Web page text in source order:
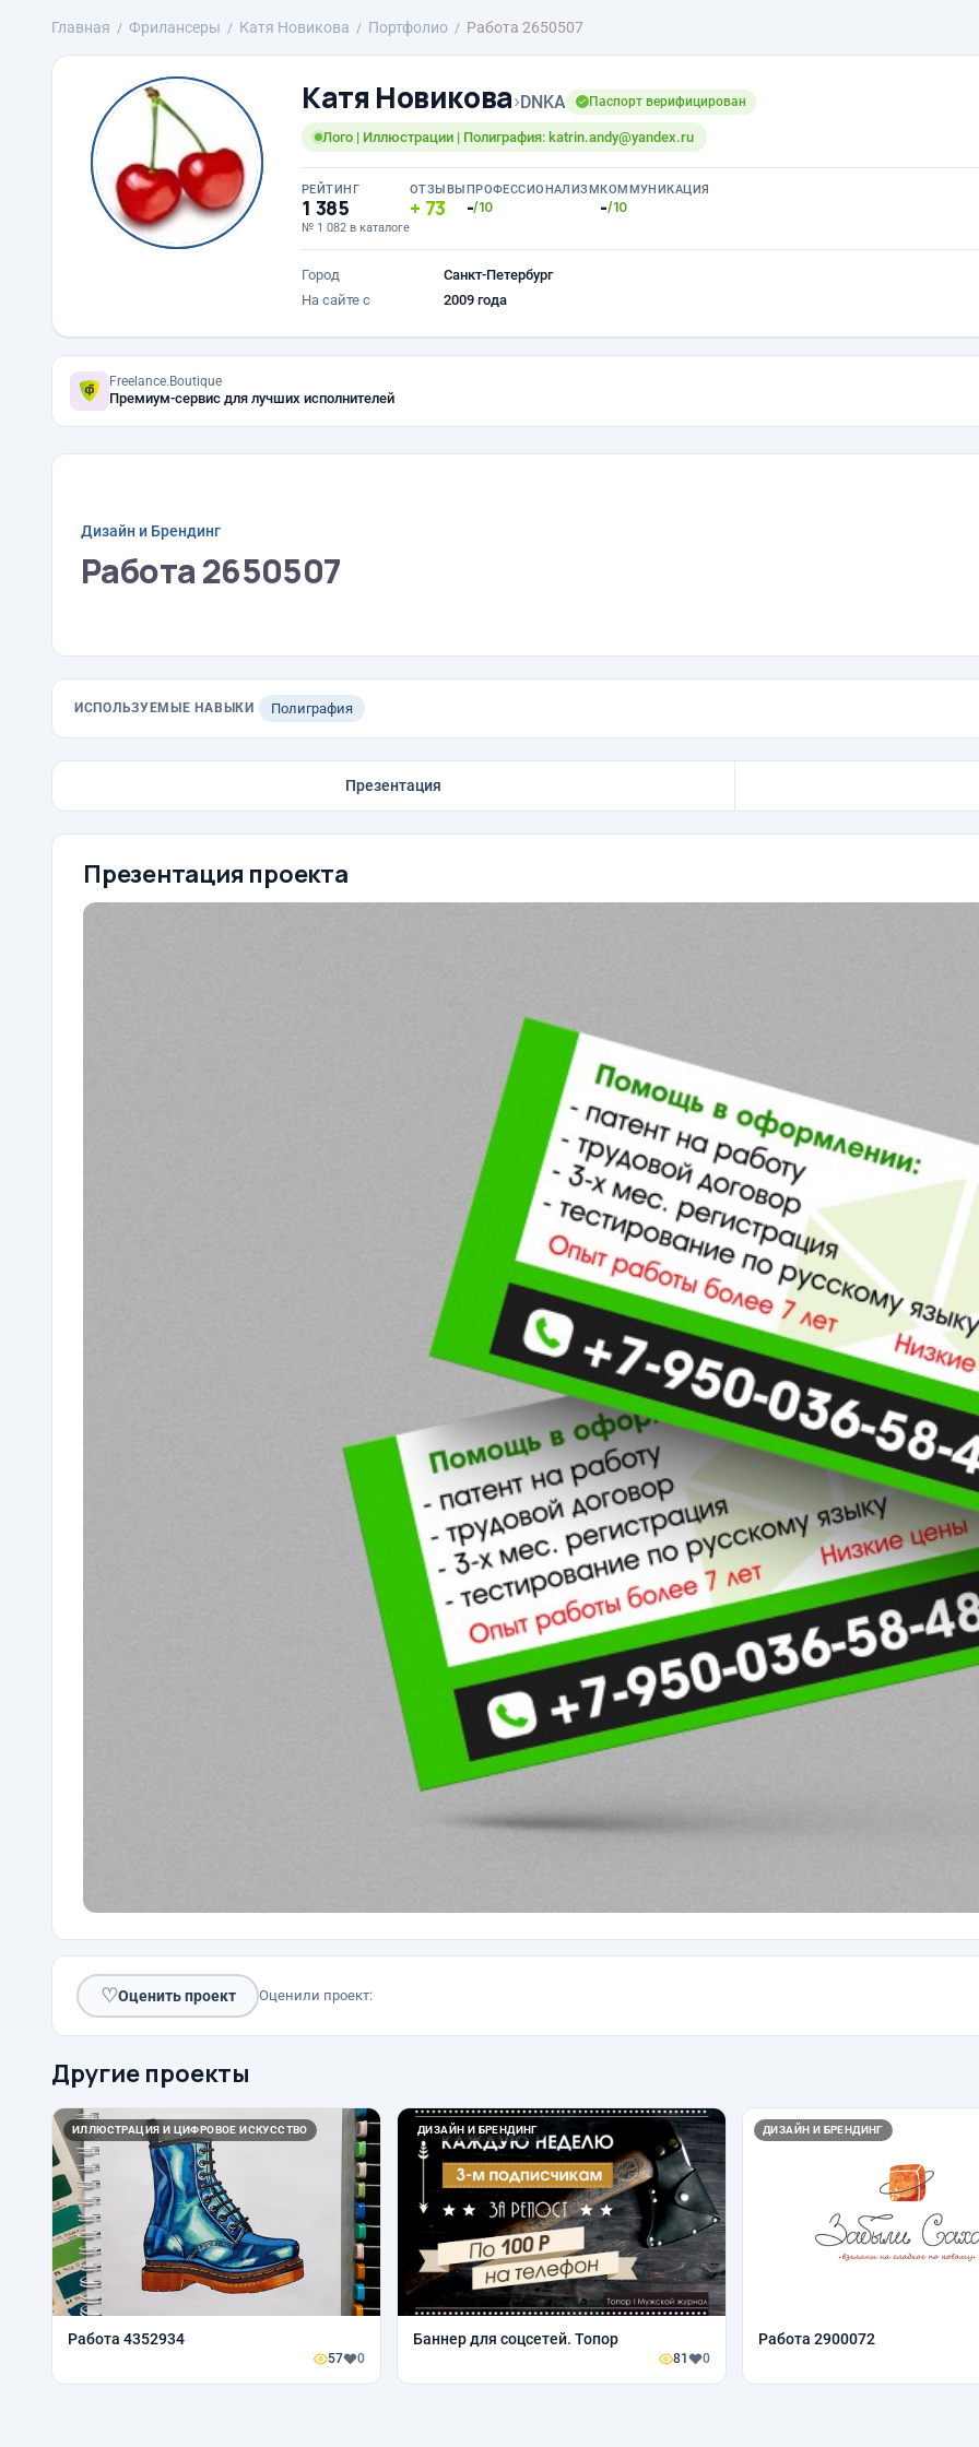
Главная Фрилансеры Катя Новикова Портфолио Работа 2650507
Катя Новикова›DNKA Паспорт верифицирован
Лого | Иллюстрации | Полиграфия: katrin.andy@yandex.ru
РЕЙТИНГ
1 385
№ 1 082 в каталоге
ОТЗЫВЫ
73
ПРОФЕССИОНАЛИЗМ
-/10
КОММУНИКАЦИЯ
-/10
Город
Санкт-Петербург
На сайте с
2009 года
Freelance.Boutique
Премиум-сервис для лучших исполнителей
Дизайн и Брендинг
Работа 2650507
ИСПОЛЬЗУЕМЫЕ НАВЫКИ Полиграфия
Презентация
Презентация проекта
♡Оценить проект Оценили проект:
Другие проекты
ИЛЛЮСТРАЦИЯ И ЦИФРОВОЕ ИСКУССТВО
Работа 4352934
57 0
ДИЗАЙН И БРЕНДИНГ
Баннер для соцсетей. Топор
81 0
ДИЗАЙН И БРЕНДИНГ
Работа 2900072